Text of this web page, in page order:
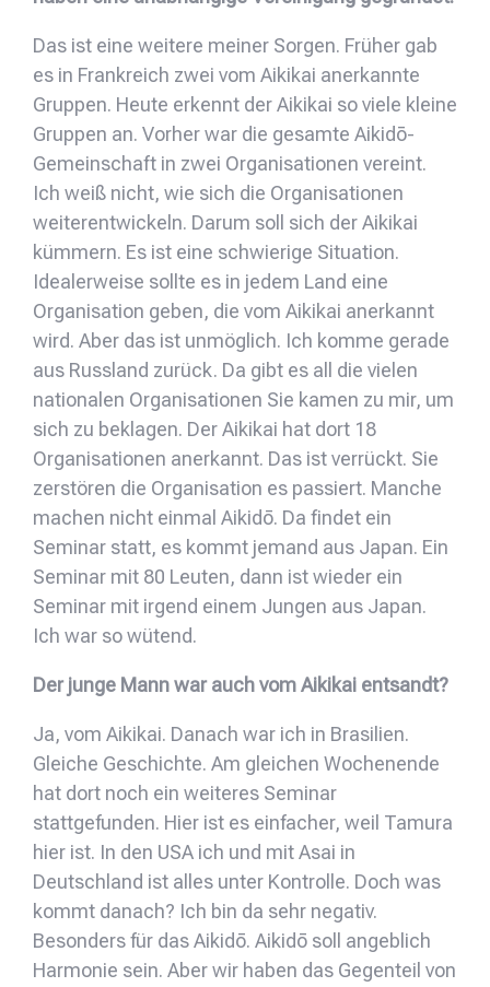
Das ist eine weitere meiner Sorgen. Früher gab
es in Frankreich zwei vom Aikikai anerkannte
Gruppen. Heute erkennt der Aikikai so viele kleine
Gruppen an. Vorher war die gesamte Aikidō-
Gemeinschaft in zwei Organisationen vereint.
Ich weiß nicht, wie sich die Organisationen
weiterentwickeln. Darum soll sich der Aikikai
kümmern. Es ist eine schwierige Situation.
Idealerweise sollte es in jedem Land eine
Organisation geben, die vom Aikikai anerkannt
wird. Aber das ist unmöglich. Ich komme gerade
aus Russland zurück. Da gibt es all die vielen
nationalen Organisationen Sie kamen zu mir, um
sich zu beklagen. Der Aikikai hat dort 18
Organisationen anerkannt. Das ist verrückt. Sie
zerstören die Organisation es passiert. Manche
machen nicht einmal Aikidō. Da findet ein
Seminar statt, es kommt jemand aus Japan. Ein
Seminar mit 80 Leuten, dann ist wieder ein
Seminar mit irgend einem Jungen aus Japan.
Ich war so wütend.
Der junge Mann war auch vom Aikikai entsandt?
Ja, vom Aikikai. Danach war ich in Brasilien.
Gleiche Geschichte. Am gleichen Wochenende
hat dort noch ein weiteres Seminar
stattgefunden. Hier ist es einfacher, weil Tamura
hier ist. In den USA ich und mit Asai in
Deutschland ist alles unter Kontrolle. Doch was
kommt danach? Ich bin da sehr negativ.
Besonders für das Aikidō. Aikidō soll angeblich
Harmonie sein. Aber wir haben das Gegenteil von